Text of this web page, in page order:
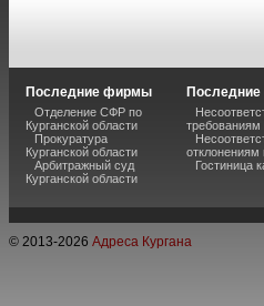
Последние фирмы
Отделение СФР по
Курганской области
Прокуратура
Курганской области
Арбитражный суд
Курганской области
Последние
требованиям
отклонениям
Гостиница
© 2013-2026 Адреса Кургана